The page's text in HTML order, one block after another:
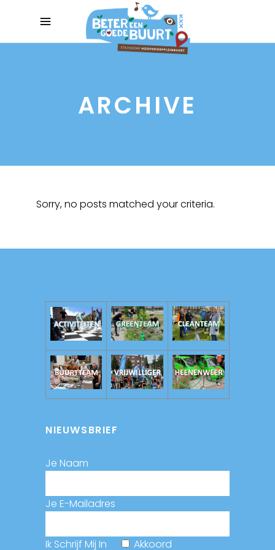
ARCHIVE
Sorry, no posts matched your criteria.
NIEUWSBRIEF
Je Naam
Je E-Mailadres
Ik Schrijf Mij In Akkoord